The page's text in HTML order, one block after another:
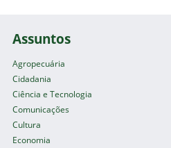
Assuntos
Agropecuária
Cidadania
Ciência e Tecnologia
Comunicações
Cultura
Economia